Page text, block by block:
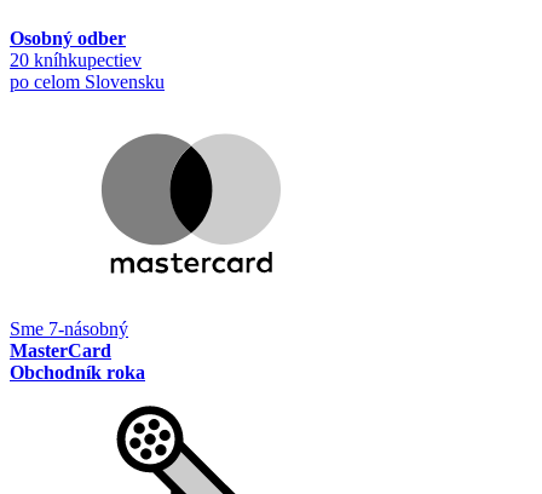
Osobný odber
20 kníhkupectiev
po celom Slovensku
Sme 7-násobný
MasterCard
Obchodník roka